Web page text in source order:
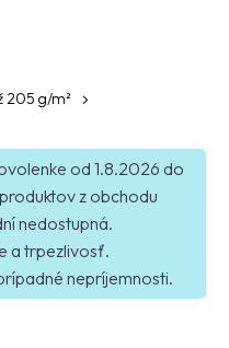
205 g/m²
od 1.8.2026 do
z obchodu
nedostupná.
a trpezlivosť.
nepríjemnosti.